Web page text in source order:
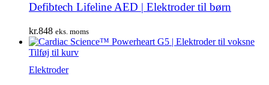
Defibtech Lifeline AED | Elektroder til børn
kr.848 eks. moms
Tilføj til kurv
Elektroder